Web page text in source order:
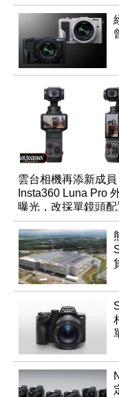
雲台相機再添新成員
Insta360 Luna Pro
曝光，改採單鏡頭配